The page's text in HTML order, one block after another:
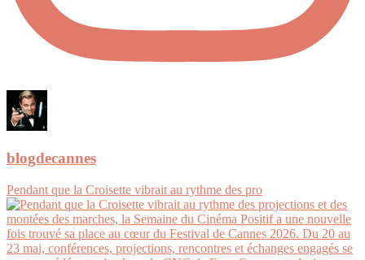
blogdecannes
Pendant que la Croisette vibrait au rythme des pro